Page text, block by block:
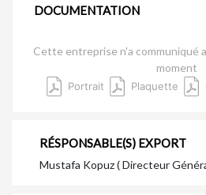
DOCUMENTATION
Cette entreprise n'a communiqué
moment
Portrait Plaquette
RÉSPONSABLE(S) EXPORT
Mustafa Kopuz ( Directeur